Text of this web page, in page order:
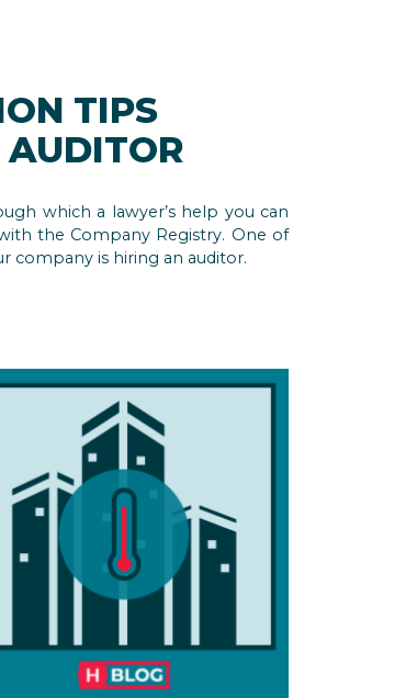
TIPS
AUDITOR
which a lawyer’s help you can
the Company Registry. One of
company is hiring an auditor.